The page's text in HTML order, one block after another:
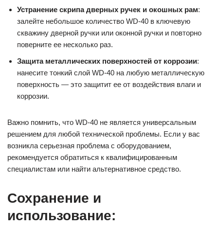
Устранение скрипа дверных ручек и окошных рам:
залейте небольшое количество WD-40 в ключевую
скважину дверной ручки или оконной ручки и повторно
поверните ее несколько раз.
Защита металлических поверхностей от коррозии:
нанесите тонкий слой WD-40 на любую металлическую
поверхность — это защитит ее от воздействия влаги и
коррозии.
Важно помнить, что WD-40 не является универсальным
решением для любой технической проблемы. Если у вас
возникла серьезная проблема с оборудованием,
рекомендуется обратиться к квалифицированным
специалистам или найти альтернативное средство.
Сохранение и
использование: